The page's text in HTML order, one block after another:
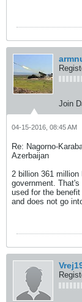
Join
04-15-2016, 08:45 AM
Re: Nagorno-
Azerbaijan
2 billion 361
government.
used for the
and does not go